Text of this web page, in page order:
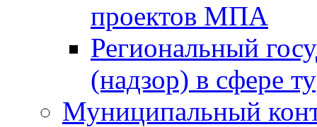
проектов МПА
Региональный
(надзор) в сфере
Муниципальный